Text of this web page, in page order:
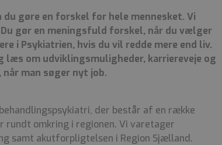
du gøre en forskel for hele mennesket. Vi
gør en meningsfuld forskel, når du vælger
i Psykiatrien, hvis du vil redde mere end liv.
læs om udviklingsmuligheder, karriereveje og
man søger nyt job.
der består af en række
rundt omkring i regionen. Vi varetager
samt akutforpligtelsen i Region Sjælland.